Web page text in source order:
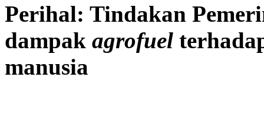
Perihal: Tindakan
dampak agrofuel
manusia